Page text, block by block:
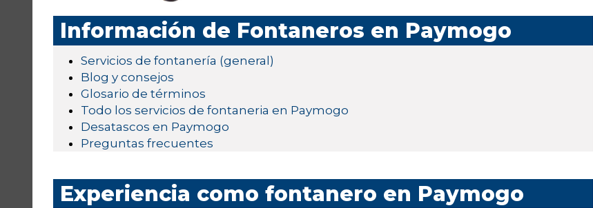
Información de Fontaneros en Paymogo
Servicios de fontanería (general)
Blog y consejos
Glosario de términos
Todo los servicios de fontaneria en Paymogo
Desatascos en Paymogo
Preguntas frecuentes
Experiencia como fontanero en Paymogo